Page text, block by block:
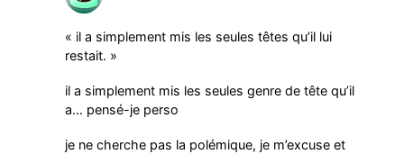
« il a simplement mis les seules têtes qu’il lui
restait. »
il a simplement mis les seules genre de tête qu’il
a… pensé-je perso
je ne cherche pas la polémique, je m’excuse et